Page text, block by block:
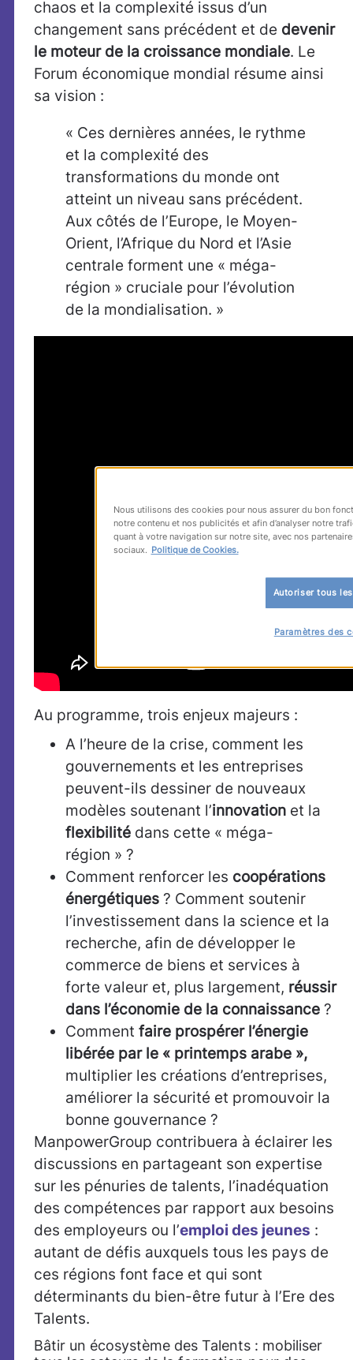
chaos et la complexité issus d’un
changement sans précédent et de devenir
le moteur de la croissance mondiale. Le
Forum économique mondial résume ainsi
sa vision :
« Ces dernières années, le rythme
et la complexité des
transformations du monde ont
atteint un niveau sans précédent.
Aux côtés de l’Europe, le Moyen-
Orient, l’Afrique du Nord et l’Asie
centrale forment une « méga-
région » cruciale pour l’évolution
de la mondialisation. »
Au programme, trois enjeux majeurs :
A l’heure de la crise, comment les
gouvernements et les entreprises
peuvent-ils dessiner de nouveaux
modèles soutenant l’innovation et la
flexibilité dans cette « méga-
région » ?
Comment renforcer les coopérations
énergétiques ? Comment soutenir
l’investissement dans la science et la
recherche, afin de développer le
commerce de biens et services à
forte valeur et, plus largement, réussir
dans l’économie de la connaissance ?
Comment faire prospérer l’énergie
libérée par le « printemps arabe »,
multiplier les créations d’entreprises,
améliorer la sécurité et promouvoir la
bonne gouvernance ?
ManpowerGroup contribuera à éclairer les
discussions en partageant son expertise
sur les pénuries de talents, l’inadéquation
des compétences par rapport aux besoins
des employeurs ou l’emploi des jeunes :
autant de défis auxquels tous les pays de
ces régions font face et qui sont
déterminants du bien-être futur à l’Ere des
Talents.
Bâtir un écosystème des Talents : mobiliser
Nous utilisons des cookies pour nous assurer du bon
notre contenu et nos publicités et afin d’analyser notre
quant à votre navigation sur notre site, avec nos
sociaux. Politique de Cookies.
Autoriser tous
Paramètres des